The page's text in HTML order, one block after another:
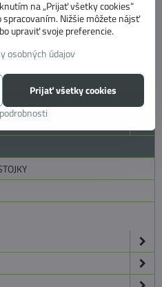
na „Prijať všetky cookies“
Nižšie môžete nájsť
upraviť svoje preferencie.
osobných údajov
Prijať všetky cookies